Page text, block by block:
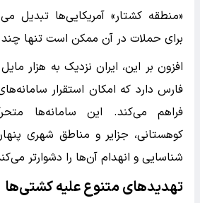
«منطقه کشتار» آمریکایی‌ها تبدیل
برای حملات در آن ممکن است تنها چند
افزون بر این، ایران نزدیک به هزار
فارس دارد که امکان استقرار
فراهم می‌کند. این سامانه‌ها
کوهستانی، جزایر و مناطق شهری
شناسایی و انهدام آن‌ها را دشوارتر
تهدیدهای متنوع علیه کشتی‌ها